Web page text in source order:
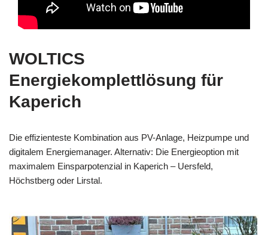
WOLTICS
Energiekomplettlösung für
Kaperich
Die effizienteste Kombination aus PV-Anlage, Heizpumpe und
digitalem Energiemanager. Alternativ: Die Energieoption mit
maximalem Einsparpotenzial in Kaperich – Uersfeld,
Höchstberg oder Lirstal.